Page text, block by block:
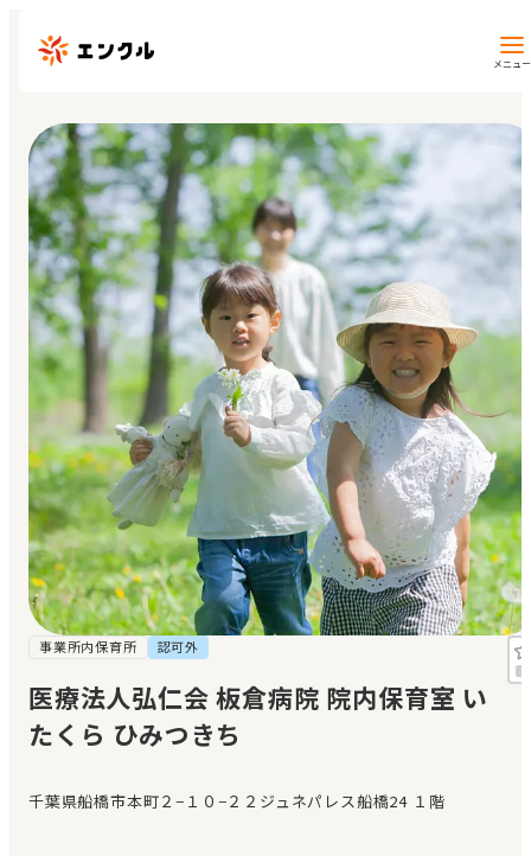
メニュー
保育園・幼稚園を探す
地図から探す
地域から探す
マイページ
閲覧履歴
お気に入り
見学日記
メッセージ
おすすめの園
コラム
お知らせ
事業所内保育所 認可外
医療法人弘仁会 板倉病院 院内保育室 い
たくら ひみつきち
千葉県船橋市本町２−１０−２２ジュネパレス船橋24 １階